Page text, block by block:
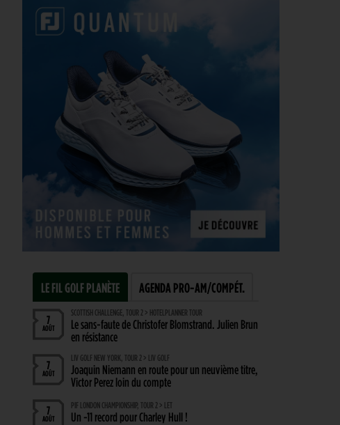
LE FIL GOLF PLANÈTE AGENDA PRO-AM/COMPÉT.
7
AOÛT
SCOTTISH CHALLENGE, TOUR 2 > HOTELPLANNER TOUR
Le sans-faute de Christofer Blomstrand. Julien Brun
en résistance
7
AOÛT
LIV GOLF NEW YORK, TOUR 2 > LIV GOLF
Joaquin Niemann en route pour un neuvième titre,
Victor Perez loin du compte
7
AOÛT
PIF LONDON CHAMPIONSHIP, TOUR 2 > LET
Un -11 record pour Charley Hull !